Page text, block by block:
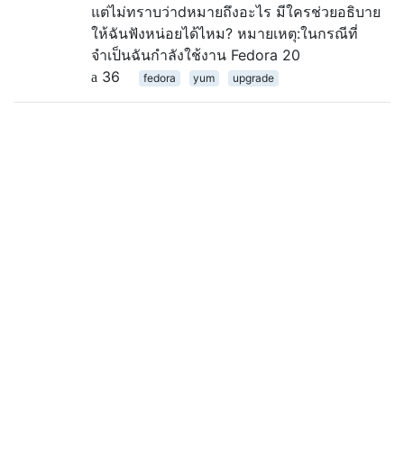
แต่ไม่ทราบว่าdหมายถึงอะไร มีใครช่วยอธิบาย
ให้ฉันฟังหน่อยได้ไหม? หมายเหตุ:ในกรณีที่
จำเป็นฉันกำลังใช้งาน Fedora 20
36
fedora yum upgrade